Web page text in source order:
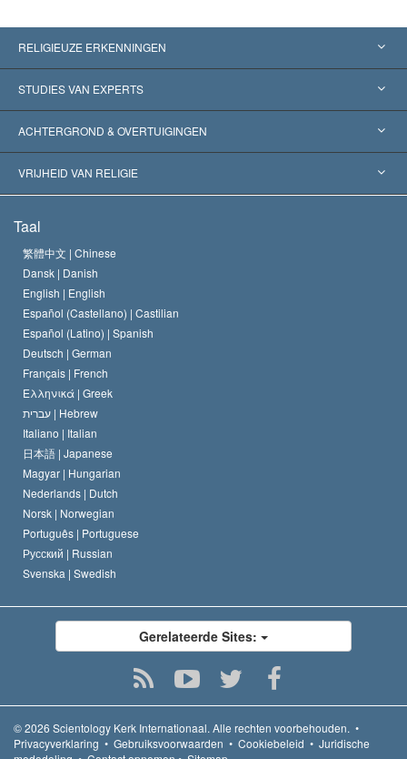
RELIGIEUZE ERKENNINGEN
Verenigde Staten
Wereldwijde Erkenningen
Historische Beslissingen
STUDIES VAN EXPERTS
Expertises per Categorie
’s Werelds Meest Vooraanstaande Experts
ACHTERGROND & OVERTUIGINGEN
L. Ron Hubbard
Het Credo van de Scientology Kerk
De Code van een Scientoloog
David Miscavige
VRIJHEID VAN RELIGIE
Internationale Mensenrechten Standaards
Verklaring over Religie
Taal
繁體中文 | Chinese
Dansk | Danish
English | English
Español (Castellano) | Castilian
Español (Latino) | Spanish
Deutsch | German
Français | French
Ελληνικά | Greek
עברית | Hebrew
Italiano | Italian
日本語 | Japanese
Magyar | Hungarian
Nederlands | Dutch
Norsk | Norwegian
Português | Portuguese
Русский | Russian
Svenska | Swedish
Gerelateerde Sites:
© 2026 Scientology Kerk Internationaal. Alle rechten voorbehouden. •
Privacyverklaring • Gebruiksvoorwaarden • Cookiebeleid • Juridische